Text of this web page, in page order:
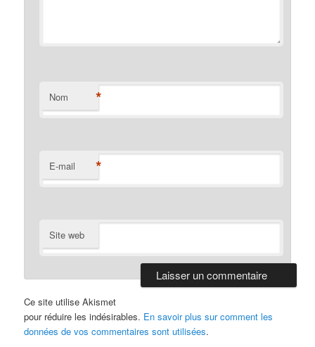
Nom *
E-mail *
Site web
Ce site utilise Akismet
pour réduire les indésirables. En savoir plus sur comment les
données de vos commentaires sont utilisées.